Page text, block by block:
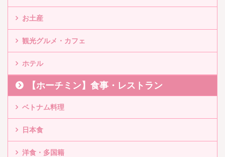
お土産
観光グルメ・カフェ
ホテル
【ホーチミン】食事・レストラン
ベトナム料理
日本食
洋食・多国籍